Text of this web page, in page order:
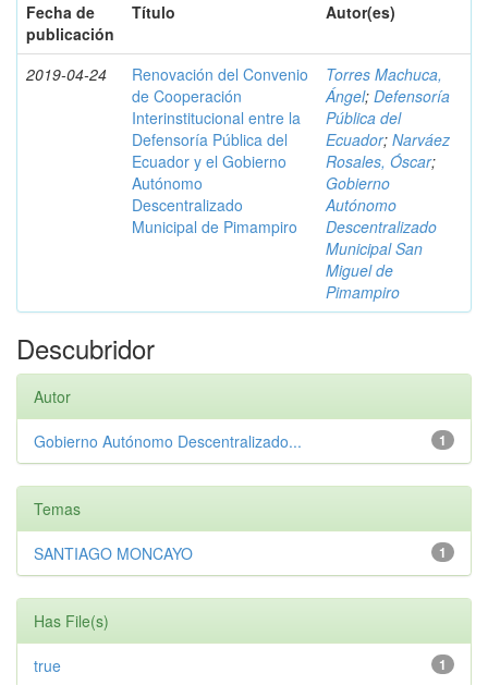
Fecha de
publicación
Título Autor(es)
2019-04-24
Renovación del Convenio
de Cooperación
Interinstitucional entre la
Defensoría Pública del
Ecuador y el Gobierno
Autónomo
Descentralizado
Municipal de Pimampiro
Torres Machuca,
Ángel; Defensoría
Pública del
Ecuador; Narváez
Rosales, Óscar;
Gobierno
Autónomo
Descentralizado
Municipal San
Miguel de
Pimampiro
Descubridor
Autor
1
Gobierno Autónomo Descentralizado...
Temas
1
SANTIAGO MONCAYO
Has File(s)
1
true